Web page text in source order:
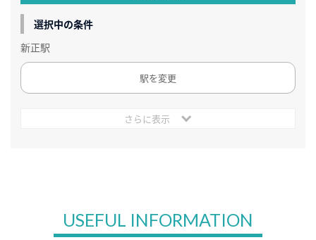
選択中の条件
新正駅
駅を変更
さらに表示
USEFUL INFORMATION